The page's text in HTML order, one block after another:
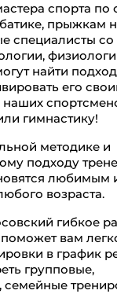
спорта по
прыжкам
специалисты со
найти
его
гимнастику!
методике и
подходу
любимым
возраста.
гибкое
вам
в график
групповые,